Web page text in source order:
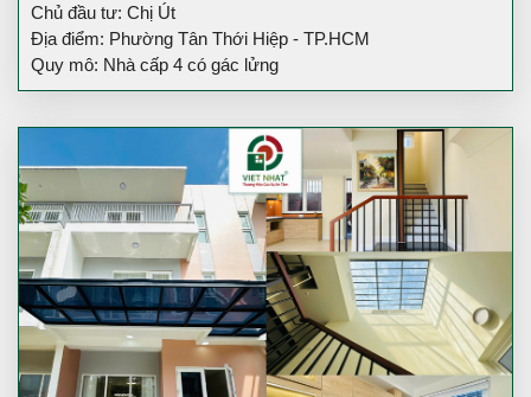
Chủ đầu tư: Chị Út
Địa điểm: Phường Tân Thới Hiệp - TP.HCM
Quy mô: Nhà cấp 4 có gác lửng